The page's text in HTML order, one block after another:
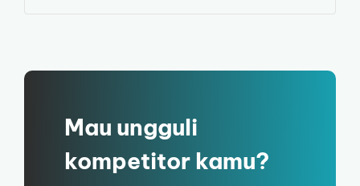
Mau ungguli
kompetitor kamu?